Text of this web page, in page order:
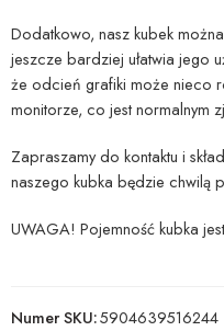
Dodatkowo, nasz kubek
jeszcze bardziej ułatwia jego
że odcień grafiki może nieco
monitorze, co jest normalnym
Zapraszamy do kontaktu i
naszego kubka będzie chwilą
UWAGA! Pojemność kubka
Numer SKU:5904639516244